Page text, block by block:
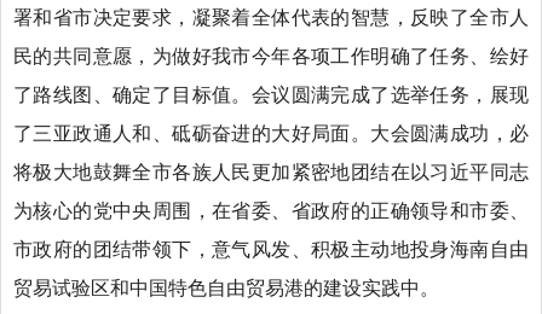
署和省市决定要求，凝聚着全体代表的智慧，反映了全市人
民的共同意愿，为做好我市今年各项工作明确了任务、绘好
了路线图、确定了目标值。会议圆满完成了选举任务，展现
了三亚政通人和、砥砺奋进的大好局面。大会圆满成功，必
将极大地鼓舞全市各族人民更加紧密地团结在以习近平同志
为核心的党中央周围，在省委、省政府的正确领导和市委、
市政府的团结带领下，意气风发、积极主动地投身海南自由
贸易试验区和中国特色自由贸易港的建设实践中。